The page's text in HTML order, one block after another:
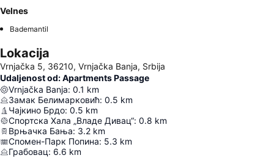
Velnes
Bademantil
Lokacija
Vrnjačka 5, 36210, Vrnjačka Banja, Srbija
Udaljenost od: Apartments Passage
Vrnjačka Banja: 0.1 km
Замак Белимарковић: 0.5 km
Чајкино Брдо: 0.5 km
Спортска Хала „Владе Дивац“: 0.8 km
Врњачка Бања: 3.2 km
Спомен-Парк Попина: 5.3 km
Грабовац: 6.6 km